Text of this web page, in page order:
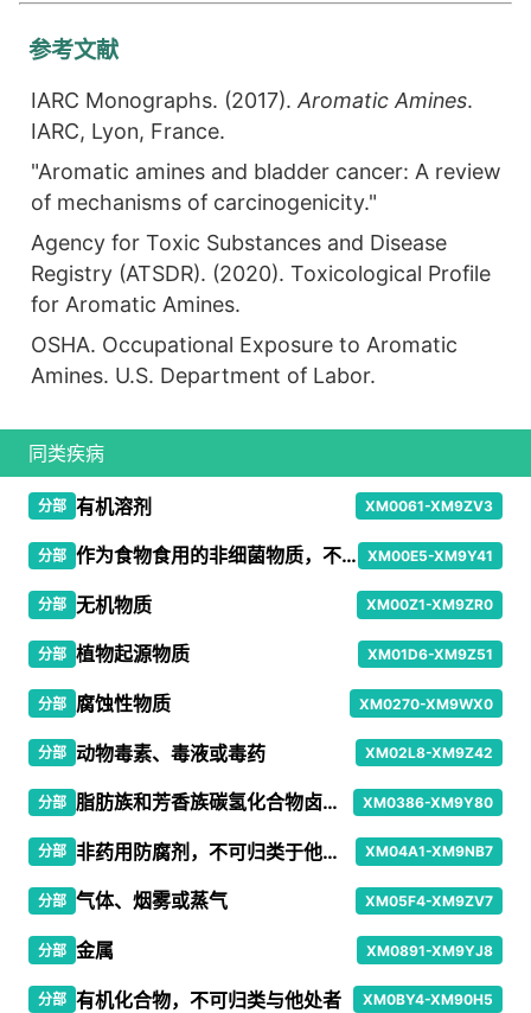
参考文献
IARC Monographs. (2017). Aromatic Amines.
IARC, Lyon, France.
"Aromatic amines and bladder cancer: A review
of mechanisms of carcinogenicity."
Agency for Toxic Substances and Disease
Registry (ATSDR). (2020). Toxicological Profile
for Aromatic Amines.
OSHA. Occupational Exposure to Aromatic
Amines. U.S. Department of Labor.
同类疾病
分部 有机溶剂 XM0061-XM9ZV3
分部 作为食物食用的非细菌物质，不可归类于他处者 XM00E5-XM9Y41
分部 无机物质 XM00Z1-XM9ZR0
分部 植物起源物质 XM01D6-XM9Z51
分部 腐蚀性物质 XM0270-XM9WX0
分部 动物毒素、毒液或毒药 XM02L8-XM9Z42
分部 脂肪族和芳香族碳氢化合物卤素衍生物 XM0386-XM9Y80
分部 非药用防腐剂，不可归类于他处者 XM04A1-XM9NB7
分部 气体、烟雾或蒸气 XM05F4-XM9ZV7
分部 金属 XM0891-XM9YJ8
分部 有机化合物，不可归类与他处者 XM0BY4-XM90H5